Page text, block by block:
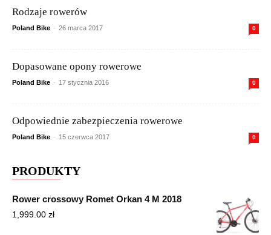
Rodzaje rowerów
Poland Bike - 26 marca 2017 0
Dopasowane opony rowerowe
Poland Bike - 17 stycznia 2016 0
Odpowiednie zabezpieczenia rowerowe
Poland Bike - 15 czerwca 2017 0
PRODUKTY
Rower crossowy Romet Orkan 4 M 2018
1,999.00 zł